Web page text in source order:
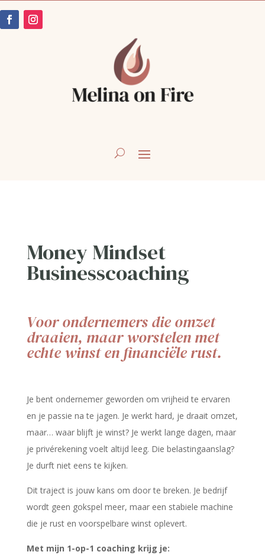
Money Mindset
Businesscoaching
Voor ondernemers die omzet
draaien, maar worstelen met
echte winst en financiële rust.
Je bent ondernemer geworden om vrijheid te ervaren
en je passie na te jagen. Je werkt hard, je draait omzet,
maar… waar blijft je winst? Je werkt lange dagen, maar
je privérekening voelt altijd leeg. Die belastingaanslag?
Je durft niet eens te kijken.
Dit traject is jouw kans om door te breken. Je bedrijf
wordt geen gokspel meer, maar een stabiele machine
die je rust en voorspelbare winst oplevert.
Met mijn 1-op-1 coaching krijg je: